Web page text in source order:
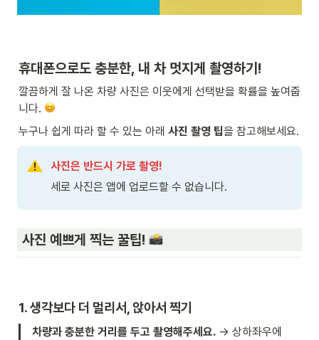
휴대폰으로도 충분한, 내 차 멋지게 촬영하기!
깔끔하게 잘 나온 차량 사진은 이웃에게 선택받을 확률을 높여줍
니다.
누구나 쉽게 따라 할 수 있는 아래 사진 촬영 팁을 참고해보세요.
사진은 반드시 가로 촬영!
세로 사진은 앱에 업로드할 수 없습니다.
사진 예쁘게 찍는 꿀팁!
1. 생각보다 더 멀리서, 앉아서 찍기
차량과 충분한 거리를 두고 촬영해주세요. → 상하좌우에